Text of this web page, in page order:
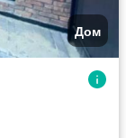
Дом